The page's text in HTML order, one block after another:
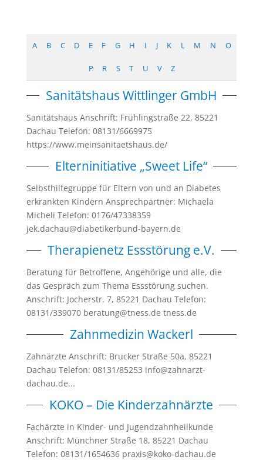
A B C D E F G H I J K L M N O
P R S T U V Z
Sanitätshaus Wittlinger GmbH
Sanitätshaus Anschrift: Frühlingstraße 22, 85221
Dachau Telefon: 08131/6669975
https://www.meinsanitaetshaus.de/
Elterninitiative „Sweet Life“
Selbsthilfegruppe für Eltern von und an Diabetes
erkrankten Kindern Ansprechpartner: Michaela
Micheli Telefon: 0176/47338359
jek.dachau@diabetikerbund-bayern.de
Therapienetz Essstörung e.V.
Beratung für Betroffene, Angehörige und alle, die
das Gespräch zum Thema Essstörung suchen.
Anschrift: Jocherstr. 7, 85221 Dachau Telefon:
08131/339070 beratung@tness.de tness.de
Zahnmedizin Wackerl
Zahnärzte Anschrift: Brucker Straße 50a, 85221
Dachau Telefon: 08131/85253 info@zahnarzt-
dachau.de...
KOKO – Die Kinderzahnärzte
Fachärzte in Kinder- und Jugendzahnheilkunde
Anschrift: Münchner Straße 18, 85221 Dachau
Telefon: 08131/1654636 praxis@koko-dachau.de